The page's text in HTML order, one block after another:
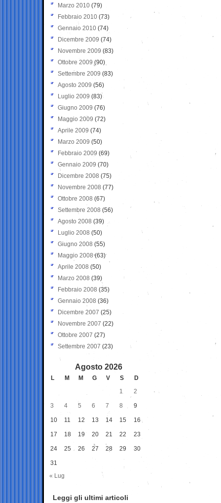
Marzo 2010 (79)
Febbraio 2010 (73)
Gennaio 2010 (74)
Dicembre 2009 (74)
Novembre 2009 (83)
Ottobre 2009 (90)
Settembre 2009 (83)
Agosto 2009 (56)
Luglio 2009 (83)
Giugno 2009 (76)
Maggio 2009 (72)
Aprile 2009 (74)
Marzo 2009 (50)
Febbraio 2009 (69)
Gennaio 2009 (70)
Dicembre 2008 (75)
Novembre 2008 (77)
Ottobre 2008 (67)
Settembre 2008 (56)
Agosto 2008 (39)
Luglio 2008 (50)
Giugno 2008 (55)
Maggio 2008(63)
Aprile 2008 (50)
Marzo 2008 (39)
Febbraio 2008 (35)
Gennaio 2008 (36)
Dicembre 2007 (25)
Novembre 2007 (22)
Ottobre 2007 (27)
Settembre 2007 (23)
Agosto 2026
L M M G V S
D
1
2
3 4 5 6 7 8 9
10 11 12 13 14 15 16
17 18 19 20 21 22 23
24 25 26 27 28 29 30
31
« Lug
Leggi gli ultimi articoli